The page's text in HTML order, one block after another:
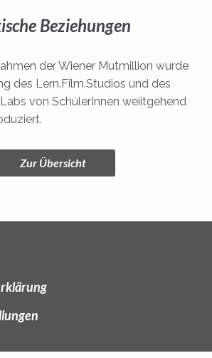
der Wiener Mutmillion wurde
des Lern.Film.Studios und des
von SchülerInnen weiitgehend
Zur Übersicht
Beziehungen